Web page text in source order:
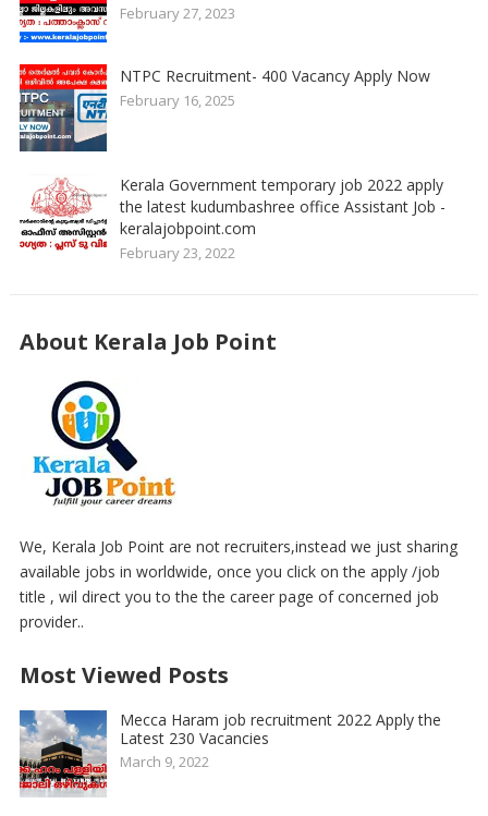
February 27, 2023
NTPC Recruitment- 400 Vacancy Apply Now
February 16, 2025
Kerala Government temporary job 2022 apply
the latest kudumbashree office Assistant Job -
keralajobpoint.com
February 23, 2022
About Kerala Job Point
We, Kerala Job Point are not recruiters,instead we just sharing
available jobs in worldwide, once you click on the apply /job
title , wil direct you to the the career page of concerned job
provider..
Most Viewed Posts
Mecca Haram job recruitment 2022 Apply the
Latest 230 Vacancies
March 9, 2022